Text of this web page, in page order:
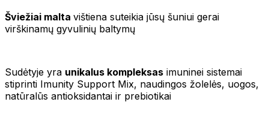
Šviežiai malta vištiena suteikia jūsų šuniui gerai
virškinamų gyvulinių baltymų
Sudėtyje yra unikalus kompleksas imuninei sistemai
stiprinti Imunity Support Mix, naudingos žolelės, uogos,
natūralūs antioksidantai ir prebiotikai